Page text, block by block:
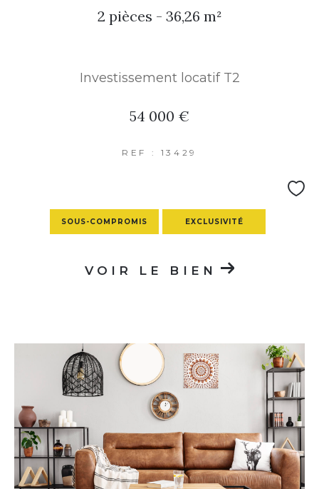
2 pièces - 36,26 m²
Investissement locatif T2
54 000 €
REF : 13429
SOUS-COMPROMIS EXCLUSIVITÉ
VOIR LE BIEN